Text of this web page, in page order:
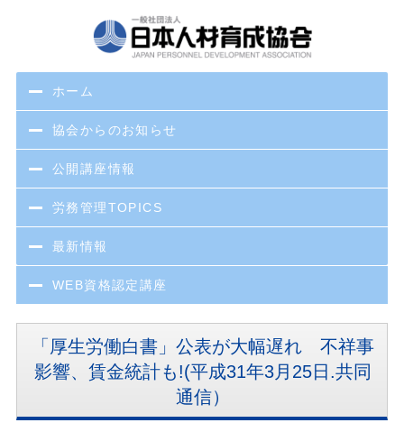
ホーム
協会からのお知らせ
公開講座情報
労務管理TOPICS
最新情報
WEB資格認定講座
「厚生労働白書」公表が大幅遅れ 不祥事
影響、賃金統計も!(平成31年3月25日.共同
通信）